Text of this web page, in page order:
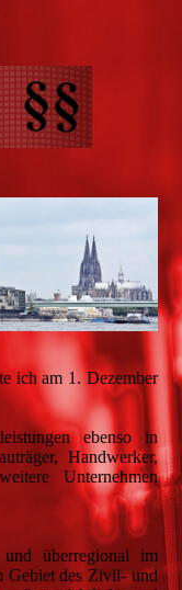
ich am 1. Dezember
ebenso in
Handwerker,
Unternehmen
überregional im
Gebiet des Zivil- und